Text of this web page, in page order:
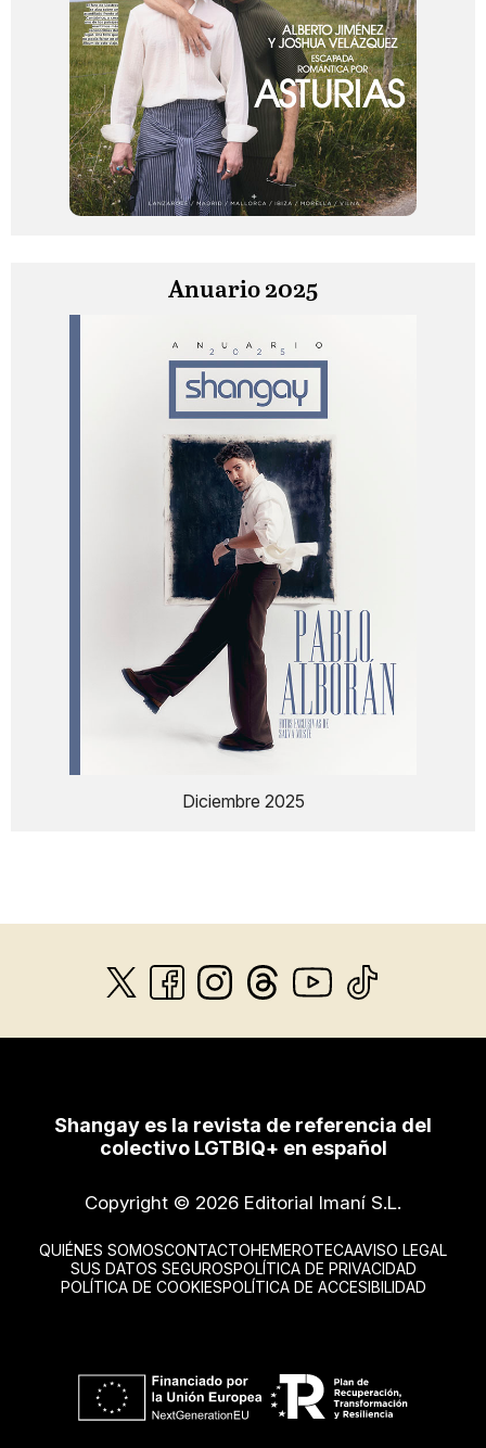
Anuario 2025
Diciembre 2025
Shangay es la revista de referencia del
colectivo LGTBIQ+ en español
Copyright © 2026 Editorial Imaní S.L.
QUIÉNES SOMOSCONTACTOHEMEROTECAAVISO LEGAL
SUS DATOS SEGUROSPOLÍTICA DE PRIVACIDAD
POLÍTICA DE COOKIESPOLÍTICA DE ACCESIBILIDAD